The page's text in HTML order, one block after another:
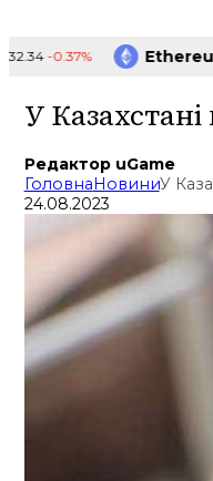
-0.37%
У
Редактор uGame
ГоловнаНовиниУ
24.08.2023